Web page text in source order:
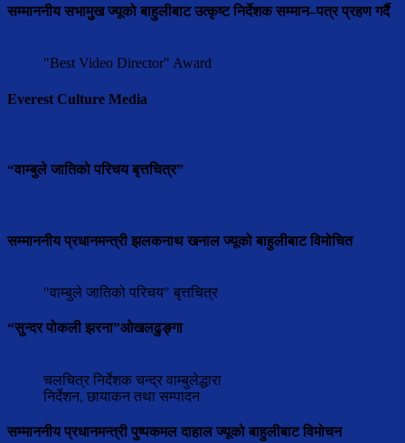
सम्माननीय सभामुुख ज्यूको बाहुलीबाट उत्कृष्ट निर्देशक सम्मान–पत्र प्रहण गर्दै
"Best Video Director" Award
Everest Culture Media
“वाम्बुले जातिको परिचय बृत्तचित्र”
सम्माननीय प्रधानमन्त्री झलकनाथ खनाल ज्यूको बाहुलीबाट विमोचित
"वाम्बुले जातिको परिचय" बृत्तचित्र
“सुन्दर पोकली झरना”ओखलढुङ्गा
चलचित्र निर्देशक चन्द्र वाम्बुलेद्धारा
निर्देशन, छायाकन तथा सम्पादन
सम्माननीय प्रधानमन्त्री पुष्पकमल दाहाल ज्यूको बाहुलीबाट विमोचन